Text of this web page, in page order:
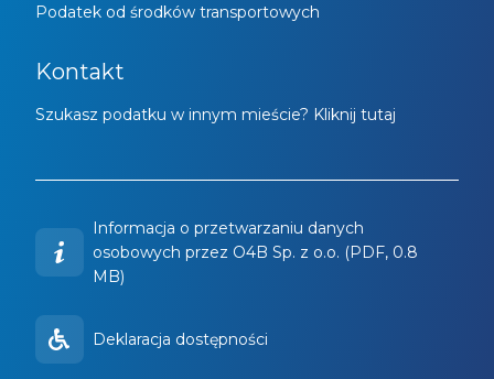
Podatek od środków transportowych
Kontakt
Szukasz podatku w innym mieście? Kliknij tutaj
Informacja o przetwarzaniu danych
osobowych przez O4B Sp. z o.o. (PDF, 0.8
MB)
Deklaracja dostępności